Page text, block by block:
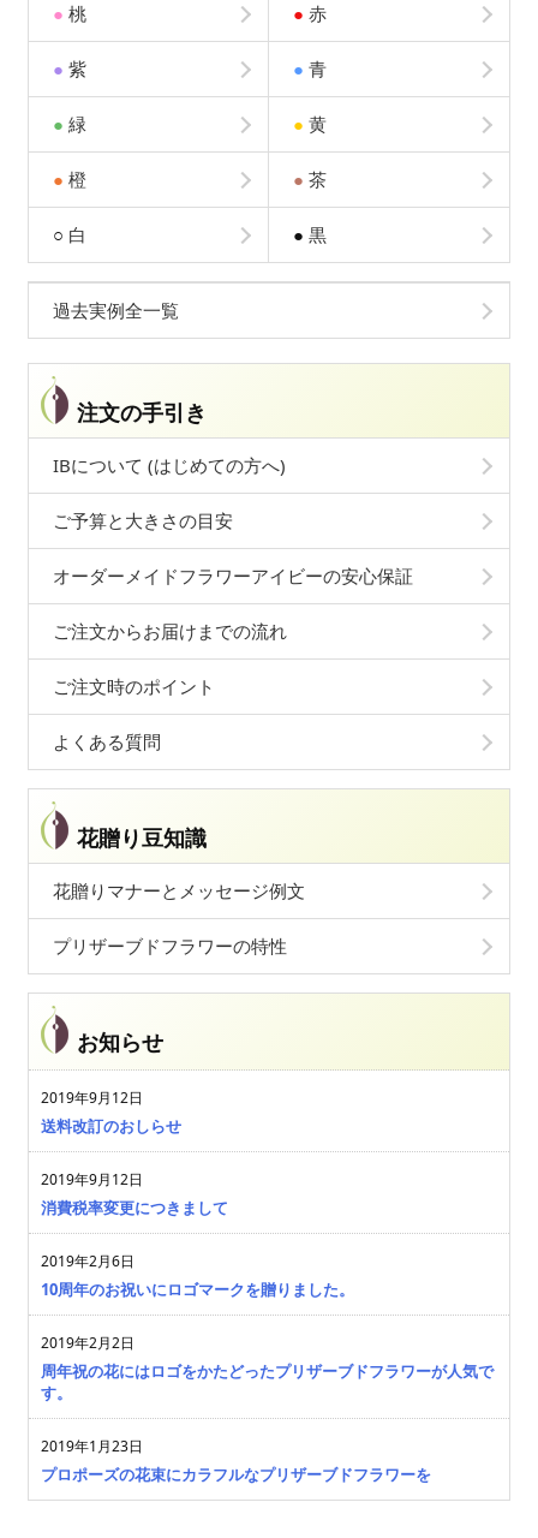
● 桃 ● 赤
● 紫 ● 青
● 緑 ● 黄
● 橙 ● 茶
○ 白 ● 黒
過去実例全一覧
注文の手引き
IBについて (はじめての方へ)
ご予算と大きさの目安
オーダーメイドフラワーアイビーの安心保証
ご注文からお届けまでの流れ
ご注文時のポイント
よくある質問
花贈り豆知識
花贈りマナーとメッセージ例文
プリザーブドフラワーの特性
お知らせ
2019年9月12日
送料改訂のおしらせ
2019年9月12日
消費税率変更につきまして
2019年2月6日
10周年のお祝いにロゴマークを贈りました。
2019年2月2日
周年祝の花にはロゴをかたどったプリザーブドフラワーが人気で
す。
2019年1月23日
プロポーズの花束にカラフルなプリザーブドフラワーを